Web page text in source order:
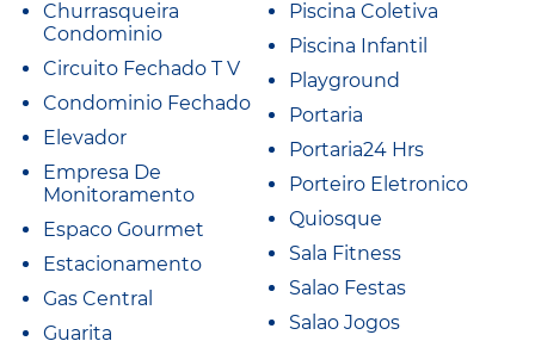
Churrasqueira
Condominio
Circuito Fechado T V
Condominio Fechado
Elevador
Empresa De
Monitoramento
Espaco Gourmet
Estacionamento
Gas Central
Guarita
Piscina Coletiva
Piscina Infantil
Playground
Portaria
Portaria24 Hrs
Porteiro Eletronico
Quiosque
Sala Fitness
Salao Festas
Salao Jogos